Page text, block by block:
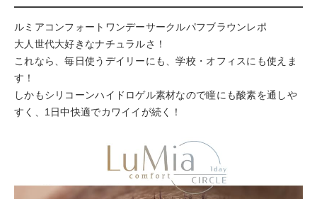
ルミアコンフォートワンデーサークルパフブラウンレポ
大人世代大好きなナチュラルさ！
これなら、毎日使うデイリーにも、学校・オフィスにも使えま
す！
しかもシリコーンハイドロゲル素材なので瞳にも酸素を通しや
すく、1日中快適でカワイイが続く！